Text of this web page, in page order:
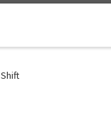
Shift